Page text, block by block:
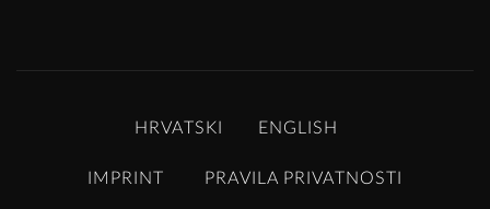
HRVATSKI ENGLISH
IMPRINT PRAVILA PRIVATNOSTI